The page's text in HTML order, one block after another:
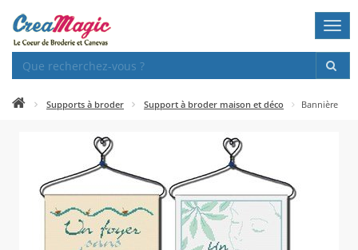
Supports à broder Support à broder maison et déco Bannière